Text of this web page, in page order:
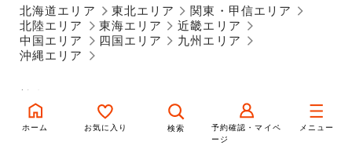
北海道エリア 東北エリア
関東・甲信エリア
北陸エリア
東海エリア
近畿エリア
中国エリア
四国エリア
九州エリア
沖縄エリア
ヨーロッパ アフリカ 中東 アジア
東アジア
グアム・サイパン
ホーム お気に入り 検索
予約確認・マイペ
ージ
メニュー